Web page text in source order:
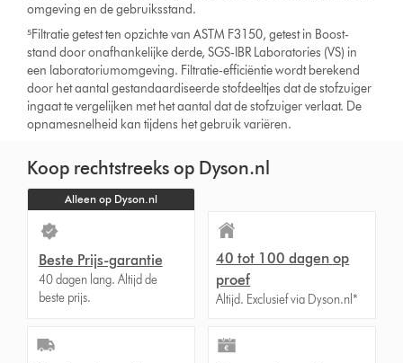
omgeving en de gebruiksstand.
⁵Filtratie getest ten opzichte van ASTM F3150, getest in Boost-
stand door onafhankelijke derde, SGS-IBR Laboratories (VS) in
een laboratoriumomgeving. Filtratie-efficiëntie wordt berekend
door het aantal gestandaardiseerde stofdeeltjes dat de stofzuiger
ingaat te vergelijken met het aantal dat de stofzuiger verlaat. De
opnamesnelheid kan tijdens het gebruik variëren.
Koop rechtstreeks op Dyson.nl
Alleen op Dyson.nl
Beste Prijs-garantie
40 dagen lang. Altijd de
beste prijs.
40 tot 100 dagen op
proef
Altijd. Exclusief via Dyson.nl*